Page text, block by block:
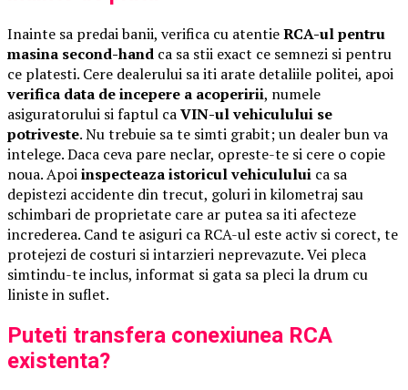
Inainte sa predai banii, verifica cu atentieRCA-ul pentru
masina second-hand ca sa stii exact ce semnezi si pentru
ce platesti. Cere dealerului sa iti arate detaliile politei, apoi
verifica data de incepere a acoperirii, numele
asiguratorului si faptul caVIN-ul vehiculului se
potriveste. Nu trebuie sa te simti grabit; un dealer bun va
intelege. Daca ceva pare neclar, opreste-te si cere o copie
noua. Apoiinspecteaza istoricul vehiculului ca sa
depistezi accidente din trecut, goluri in kilometraj sau
schimbari de proprietate care ar putea sa iti afecteze
increderea. Cand te asiguri ca RCA-ul este activ si corect, te
protejezi de costuri si intarzieri neprevazute. Vei pleca
simtindu-te inclus, informat si gata sa pleci la drum cu
liniste in suflet.
Puteti transfera conexiunea RCA
existenta?